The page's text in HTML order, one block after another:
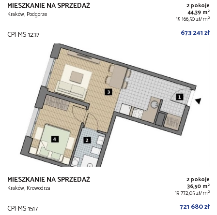
MIESZKANIE NA SPRZEDAŻ
Kraków, Podgórze
2 pokoje
44,39 m2
15 166,50 zł/m2
CPI-MS-1237 673 241 zł
MIESZKANIE NA SPRZEDAŻ
Kraków, Krowodrza
2 pokoje
36,50 m2
19 772,05 zł/m2
CPI-MS-1517 721 680 zł